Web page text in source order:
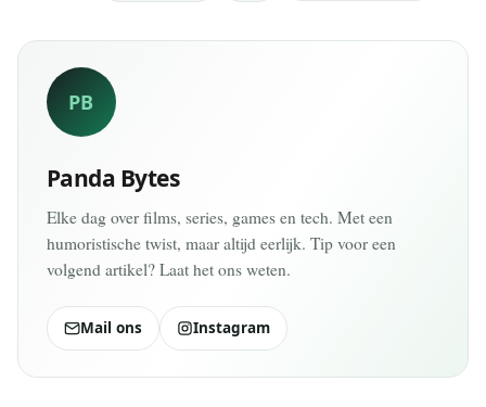
PB
Panda Bytes
Elke dag over films, series, games en tech. Met een
humoristische twist, maar altijd eerlijk. Tip voor een
volgend artikel? Laat het ons weten.
Mail ons Instagram